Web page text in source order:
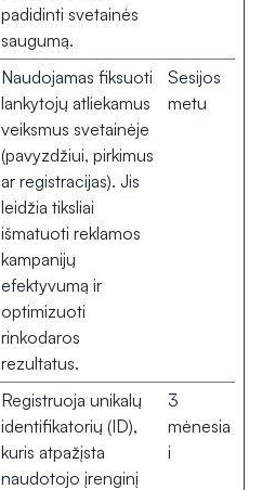
padidinti svetainės
saugumą.
Naudojamas fiksuoti
lankytojų atliekamus
veiksmus svetainėje
(pavyzdžiui, pirkimus
ar registracijas). Jis
leidžia tiksliai
išmatuoti reklamos
kampanijų
efektyvumą ir
optimizuoti
rinkodaros
rezultatus.
Sesijos
metu
Registruoja unikalų
identifikatorių (ID),
kuris atpažįsta
naudotojo įrenginį
3
mėnesia
i